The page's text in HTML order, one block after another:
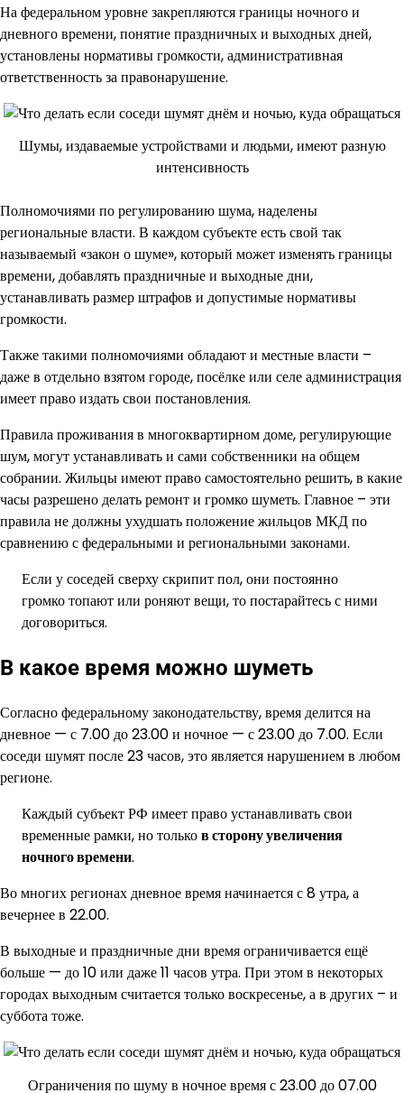
На федеральном уровне закрепляются границы ночного и
дневного времени, понятие праздничных и выходных дней,
установлены нормативы громкости, административная
ответственность за правонарушение.
Шумы, издаваемые устройствами и людьми, имеют разную
интенсивность
Полномочиями по регулированию шума, наделены
региональные власти. В каждом субъекте есть свой так
называемый «закон о шуме», который может изменять границы
времени, добавлять праздничные и выходные дни,
устанавливать размер штрафов и допустимые нормативы
громкости.
Также такими полномочиями обладают и местные власти –
даже в отдельно взятом городе, посёлке или селе администрация
имеет право издать свои постановления.
Правила проживания в многоквартирном доме, регулирующие
шум, могут устанавливать и сами собственники на общем
собрании. Жильцы имеют право самостоятельно решить, в какие
часы разрешено делать ремонт и громко шуметь. Главное – эти
правила не должны ухудшать положение жильцов МКД по
сравнению с федеральными и региональными законами.
Если у соседей сверху скрипит пол, они постоянно
громко топают или роняют вещи, то постарайтесь с ними
договориться.
В какое время можно шуметь
Согласно федеральному законодательству, время делится на
дневное — с 7.00 до 23.00 и ночное — с 23.00 до 7.00. Если
соседи шумят после 23 часов, это является нарушением в любом
регионе.
Каждый субъект РФ имеет право устанавливать свои
временные рамки, но тольков сторону увеличения
ночного времени.
Во многих регионах дневное время начинается с 8 утра, а
вечернее в 22.00.
В выходные и праздничные дни время ограничивается ещё
больше — до 10 или даже 11 часов утра. При этом в некоторых
городах выходным считается только воскресенье, а в других – и
суббота тоже.
Ограничения по шуму в ночное время с 23.00 до 07.00